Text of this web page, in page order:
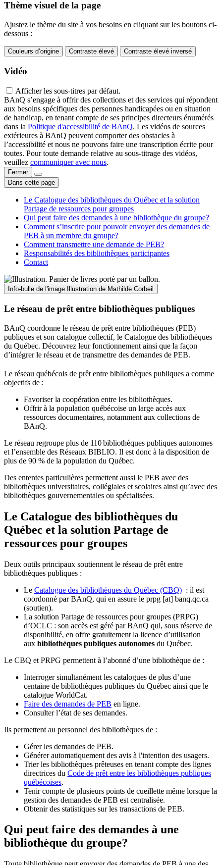
Thème visuel de la page
Ajustez le thème du site à vos besoins en cliquant sur les boutons ci-
dessous :
Couleurs d’origine Contraste élevé Contraste élevé inversé
Vidéo
Afficher les sous-titres par défaut.
BAnQ s’engage à offrir des collections et des services qui répondent
aux besoins spécifiques des personnes handicapées ou en situation
de handicap, en tenant compte de ses principes directeurs énumérés
dans la Politique d'accessibilité de BAnQ. Les vidéos de sources
extérieures à BAnQ peuvent comporter des obstacles à
l’accessibilité et nous ne pouvons faire une transcription écrite pour
toutes. Pour toute demande relative au sous-titrage des vidéos,
veuillez communiquer avec nous.
Fermer
Dans cette page
Le Catalogue des bibliothèques du Québec et la solution
Partage de ressources pour groupes
Qui peut faire des demandes à une bibliothèque du groupe?
Comment s’inscrire pour pouvoir envoyer des demandes de
PEB à un membre du groupe?
Comment transmettre une demande de PEB?
Responsabilités des bibliothèques participantes
Contact
Info-bulle de l'image Illustration de Mathilde Corbeil
Le réseau de prêt entre bibliothèques publiques
BAnQ coordonne le réseau de prêt entre bibliothèques (PEB)
publiques et son catalogue collectif, le Catalogue des bibliothèques
du Québec. Découvrez leur fonctionnement ainsi que la façon
d’intégrer le réseau et de transmettre des demandes de PEB.
Le réseau québécois de prêt entre bibliothèques publiques a comme
objectifs de :
Favoriser la coopération entre les bibliothèques.
Offrir à la population québécoise un large accès aux
ressources documentaires, notamment aux collections de
BAnQ.
Le réseau regroupe plus de 110bibliothèques publiques autonomes
et l’ensemble des Réseaux BIBLIO. Il est donc à la disposition de
plus de 90 % de la population du Québec.
Des ententes particulières permettent aussi le PEB avec des
bibliothèques universitaires, collégiales et scolaires ainsi qu’avec des
bibliothèques gouvernementales ou spécialisées.
Le Catalogue des bibliothèques du
Québec et la solution Partage de
ressources pour groupes
Deux outils principaux soutiennent le réseau de prêt entre
bibliothèques publiques :
Le Catalogue des bibliothèques du Québec (CBQ) : il est
coordonné par BAnQ, qui en assure le prpg [at] banq.qc.ca
(soutien).
La solution Partage de ressources pour groupes (PRPG)
d’OCLC : son accès est géré par BAnQ qui, sous réserve de
disponibilité, en offre gratuitement la licence d’utilisation
aux bibliothèques publiques autonomes du Québec.
Le CBQ et PRPG permettent à l’abonné d’une bibliothèque de :
Interroger simultanément les catalogues de plus d’une
centaine de bibliothèques publiques du Québec ainsi que le
catalogue WorldCat.
Faire des demandes de PEB en ligne.
Consulter l’état de ses demandes.
Ils permettent au personnel des bibliothèques de :
Gérer les demandes de PEB.
Générer automatiquement des avis à l'intention des usagers.
Trier les bibliothèques prêteuses en tenant compte des lignes
directrices du Code de prêt entre les bibliothèques publiques
québécoises.
Tenir compte de plusieurs points de cueillette même lorsque la
gestion des demandes de PEB est centralisée.
Obtenir des statistiques sur les transactions de PEB.
Qui peut faire des demandes à une
bibliothèque du groupe?